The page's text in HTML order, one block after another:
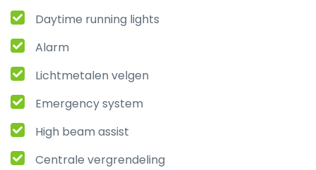
Daytime running lights
Alarm
Lichtmetalen velgen
Emergency system
High beam assist
Centrale vergrendeling